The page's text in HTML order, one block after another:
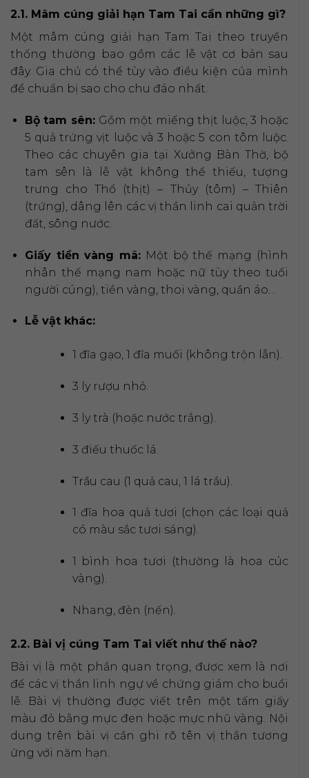
2.1. Mâm cúng giải hạn Tam Tai cần những gì?
Một mâm cúng giải hạn Tam Tai theo truyền
thống thường bao gồm các lễ vật cơ bản sau
đây. Gia chủ có thể tùy vào điều kiện của mình
để chuẩn bị sao cho chu đáo nhất.
Bộ tam sên:Gồm một miếng thịt luộc, 3 hoặc
5 quả trứng vịt luộc và 3 hoặc 5 con tôm luộc.
Theo các chuyên gia tại Xưởng Bàn Thờ, bộ
tam sên là lễ vật không thể thiếu, tượng
trưng cho Thổ (thịt) – Thủy (tôm) – Thiên
(trứng), dâng lên các vị thần linh cai quản trời
đất, sông nước.
Giấy tiền vàng mã: Một bộ thế mạng (hình
nhân thế mạng nam hoặc nữ tùy theo tuổi
người cúng), tiền vàng, thoi vàng, quần áo…
Lễ vật khác:
1 đĩa gạo, 1 đĩa muối (không trộn lẫn).
3 ly rượu nhỏ.
3 ly trà (hoặc nước trắng).
3 điếu thuốc lá.
Trầu cau (1 quả cau, 1 lá trầu).
1 đĩa hoa quả tươi (chọn các loại quả
có màu sắc tươi sáng).
1 bình hoa tươi (thường là hoa cúc
vàng).
Nhang, đèn (nến).
2.2. Bài vị cúng Tam Tai viết như thế nào?
Bài vị là một phần quan trọng, được xem là nơi
để các vị thần linh ngự về chứng giám cho buổi
lễ. Bài vị thường được viết trên một tấm giấy
màu đỏ bằng mực đen hoặc mực nhũ vàng. Nội
dung trên bài vị cần ghi rõ tên vị thần tương
ứng với năm hạn.